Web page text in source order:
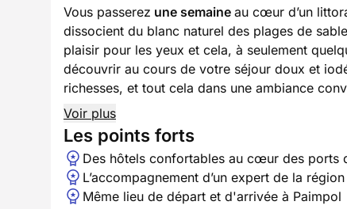
Vous passerez une semaine au cœur d’un
dissocient du blanc naturel des plages de
plaisir pour les yeux et cela, à seulement
découvrir au cours de votre séjour doux et
richesses, et tout cela dans une ambiance
Voir plus
Les points forts
Des hôtels confortables au cœur des ports
L’accompagnement d’un expert de la région
Même lieu de départ et d'arrivée à Paimpol